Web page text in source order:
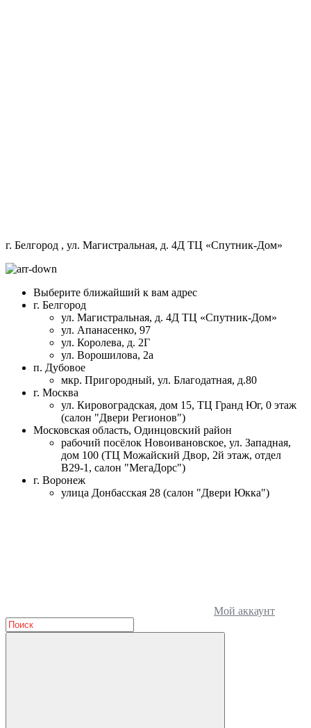
г. Белгород , ул. Магистральная, д. 4Д ТЦ «Спутник-Дом»
Выберите ближайший к вам адрес
г. Белгород
ул. Магистральная, д. 4Д ТЦ «Спутник-Дом»
ул. Апанасенко, 97
ул. Королева, д. 2Г
ул. Ворошилова, 2а
п. Дубовое
мкр. Пригородный, ул. Благодатная, д.80
г. Москва
ул. Кировоградская, дом 15, ТЦ Гранд Юг, 0 этаж
(салон "Двери Регионов")
Московская область, Одинцовский район
рабочий посёлок Новоивановское, ул. Западная,
дом 100 (ТЦ Можайский Двор, 2й этаж, отдел
В29-1, салон "МегаДорс")
г. Воронеж
улица Донбасская 28 (салон "Двери Юкка")
Мой аккаунт